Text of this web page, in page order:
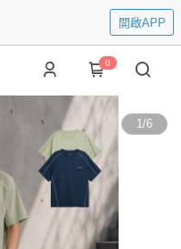
開啟APP
0
1/6